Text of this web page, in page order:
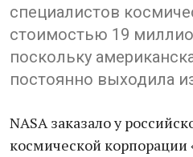
специалистов
стоимостью 19
поскольку
постоянно выходила
NASA заказало у
космической корпорации